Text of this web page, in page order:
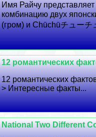
Имя Райчу представляет
комбинацию двух
(гром) и Chūchūチューチ
12 романтических
12 романтических
> Интересные факты...
National Two Different